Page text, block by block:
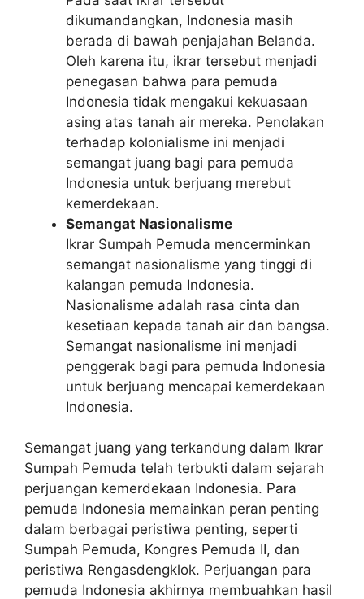
dikumandangkan, Indonesia masih
berada di bawah penjajahan Belanda.
Oleh karena itu, ikrar tersebut menjadi
penegasan bahwa para pemuda
Indonesia tidak mengakui kekuasaan
asing atas tanah air mereka. Penolakan
terhadap kolonialisme ini menjadi
semangat juang bagi para pemuda
Indonesia untuk berjuang merebut
kemerdekaan.
Semangat Nasionalisme
Ikrar Sumpah Pemuda mencerminkan
semangat nasionalisme yang tinggi di
kalangan pemuda Indonesia.
Nasionalisme adalah rasa cinta dan
kesetiaan kepada tanah air dan bangsa.
Semangat nasionalisme ini menjadi
penggerak bagi para pemuda Indonesia
untuk berjuang mencapai kemerdekaan
Indonesia.
Semangat juang yang terkandung dalam Ikrar
Sumpah Pemuda telah terbukti dalam sejarah
perjuangan kemerdekaan Indonesia. Para
pemuda Indonesia memainkan peran penting
dalam berbagai peristiwa penting, seperti
Sumpah Pemuda, Kongres Pemuda II, dan
peristiwa Rengasdengklok. Perjuangan para
pemuda Indonesia akhirnya membuahkan hasil